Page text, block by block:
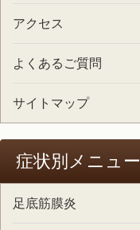
アクセス
よくあるご質問
サイトマップ
症状別メニュー
足底筋膜炎